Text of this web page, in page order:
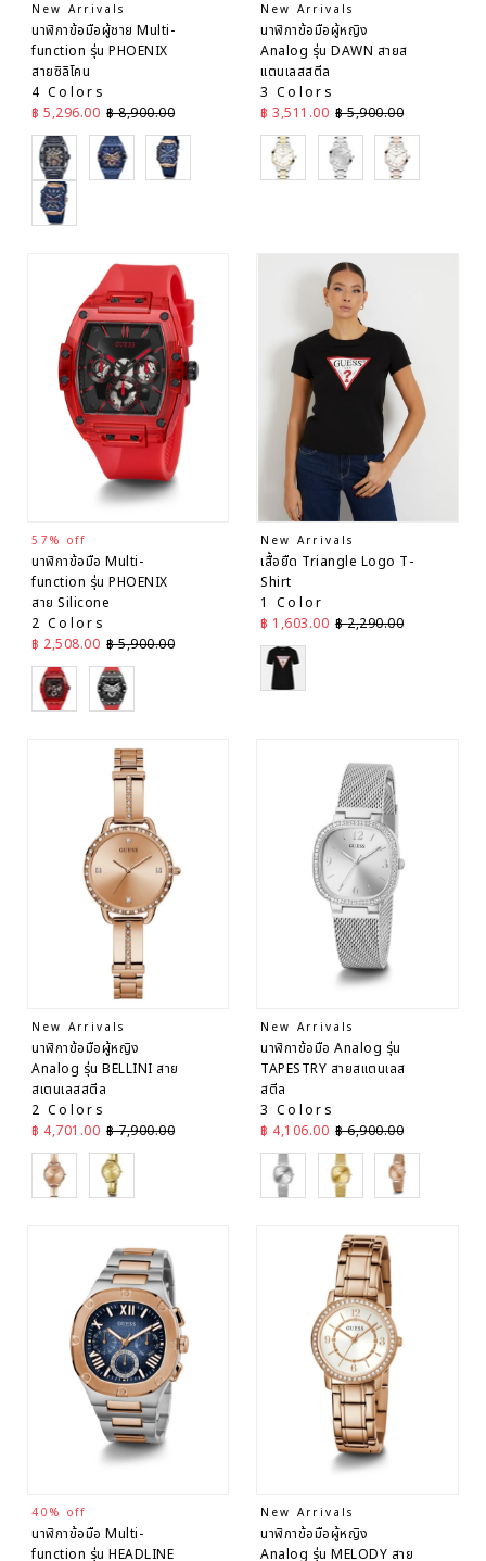
New Arrivals
นาฬิกาข้อมือผู้ชาย Multi-
function รุ่น PHOENIX
สายซิลิโคน
4 Colors
ราคาลด
฿ 5,296.00 ราคาปกติ
฿ 8,900.00
Black Black
Rose Gold
Rose Gold
New Arrivals
นาฬิกาข้อมือผู้หญิง
Analog รุ่น DAWN สายส
แตนเลสสตีล
3 Colors
ราคาลด
฿ 3,511.00 ราคาปกติ
฿ 5,900.00
Gold Silver Gold
57% off
นาฬิกาข้อมือ Multi-
function รุ่น PHOENIX
สาย Silicone
2 Colors
ราคาลด
฿ 2,508.00 ราคาปกติ
฿ 5,900.00
Red Red
New Arrivals
เสื้อยืด Triangle Logo T-
Shirt
1 Color
ราคาลด
฿ 1,603.00 ราคาปกติ
฿ 2,290.00
Black
New Arrivals
นาฬิกาข้อมือผู้หญิง
Analog รุ่น BELLINI สาย
สเตนเลสสตีล
2 Colors
ราคาลด
฿ 4,701.00 ราคาปกติ
฿ 7,900.00
Gold Gold
New Arrivals
นาฬิกาข้อมือ Analog รุ่น
TAPESTRY สายสแตนเลส
สตีล
3 Colors
ราคาลด
฿ 4,106.00 ราคาปกติ
฿ 6,900.00
Silver Gold Rose Gold
40% off
นาฬิกาข้อมือ Multi-
function รุ่น HEADLINE
New Arrivals
นาฬิกาข้อมือผู้หญิง
Analog รุ่น MELODY สาย